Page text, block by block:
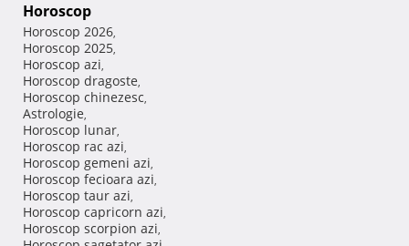
Horoscop
Horoscop 2026,
Horoscop 2025,
Horoscop azi,
Horoscop dragoste,
Horoscop chinezesc,
Astrologie,
Horoscop lunar,
Horoscop rac azi,
Horoscop gemeni azi,
Horoscop fecioara azi,
Horoscop taur azi,
Horoscop capricorn azi,
Horoscop scorpion azi,